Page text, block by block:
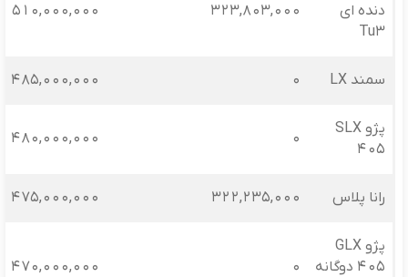
دنده‌ ای
Tu3
323,803,000
510,000,000
سمند LX 0
485,000,000
پژو SLX
405
0
480,000,000
رانا پلاس 322,235,000
475,000,000
پژو GLX
405 دوگانه
0
470,000,000